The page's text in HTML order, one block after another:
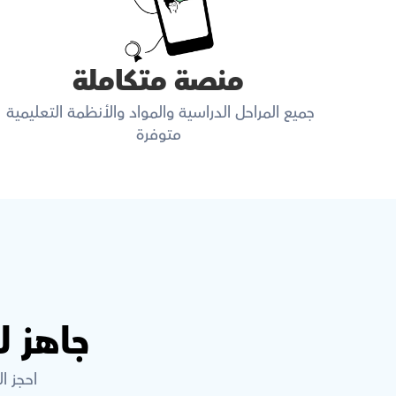
منصة متكاملة
جميع المراحل الدراسية والمواد والأنظمة التعليمية
متوفرة
احجز